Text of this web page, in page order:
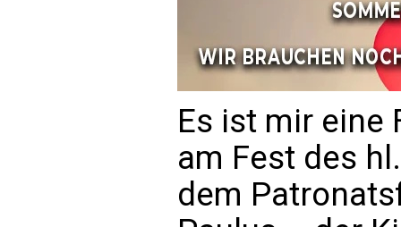
Es ist mir eine
am Fest des
dem